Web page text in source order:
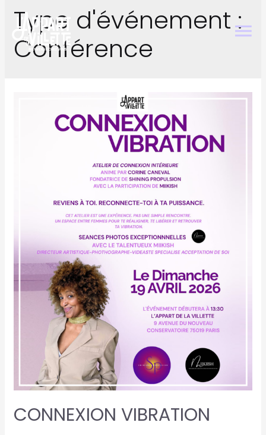
Type d'événement :
Conférence
CONNEXION VIBRATION